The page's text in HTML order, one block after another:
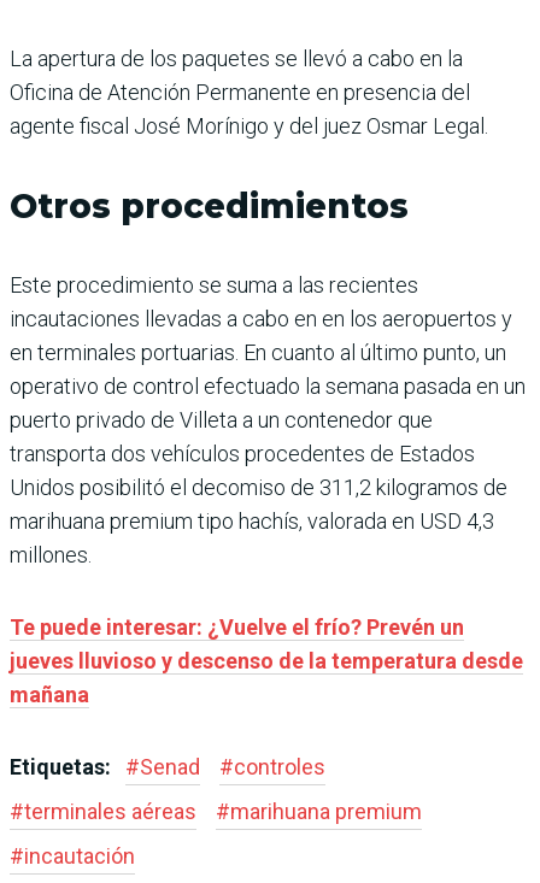
La apertura de los paquetes se llevó a cabo en la
Oficina de Atención Permanente en presencia del
agente fiscal José Morínigo y del juez Osmar Legal.
Otros procedimientos
Este procedimiento se suma a las recientes
incautaciones llevadas a cabo en en los aeropuertos y
en terminales portuarias. En cuanto al último punto, un
operativo de control efectuado la semana pasada en un
puerto privado de Villeta a un contenedor que
transporta dos vehículos procedentes de Estados
Unidos posibilitó el decomiso de 311,2 kilogramos de
marihuana premium tipo hachís, valorada en USD 4,3
millones.
Te puede interesar: ¿Vuelve el frío? Prevén un
jueves lluvioso y descenso de la temperatura desde
mañana
Etiquetas: #Senad #controles
#terminales aéreas #marihuana premium
#incautación